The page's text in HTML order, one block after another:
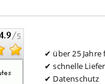
über 25 Jahre
schnelle
Datenschutz